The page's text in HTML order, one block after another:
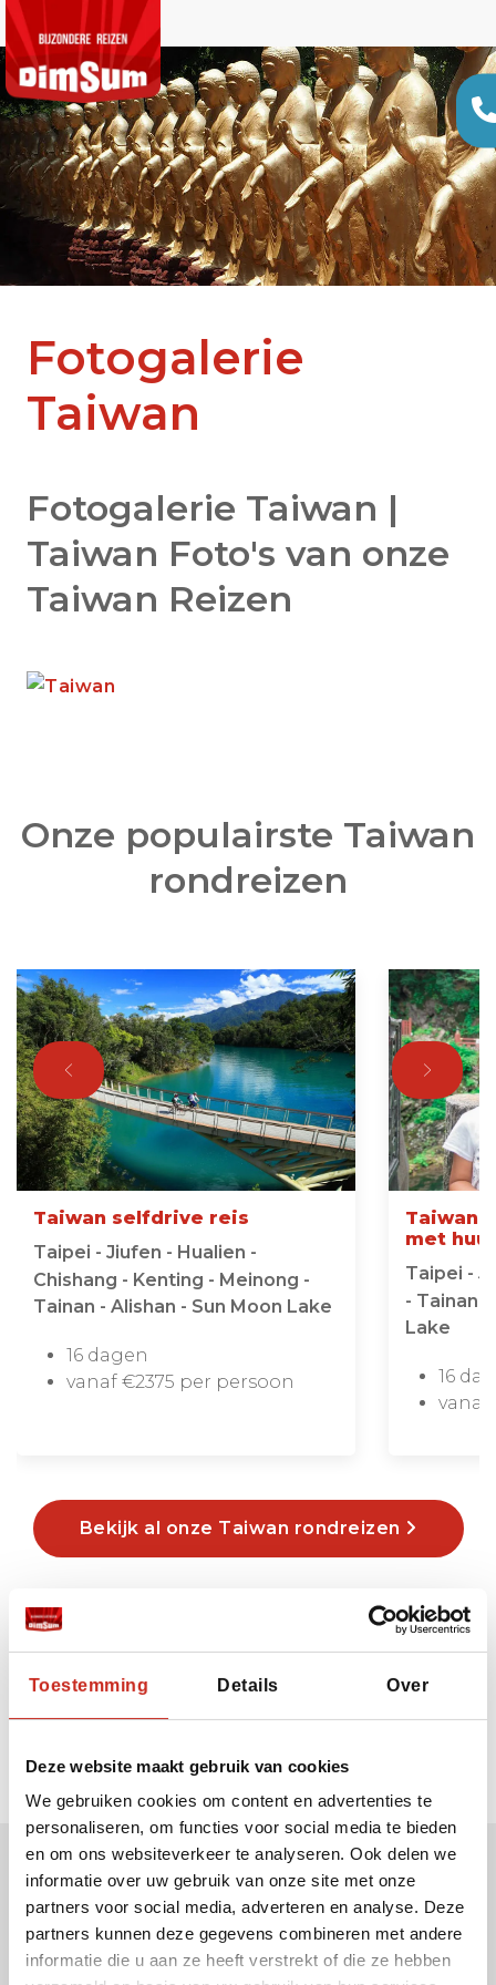
Toestemming Details Over
Deze website maakt gebruik van cookies
We gebruiken cookies om content en advertenties te
personaliseren, om functies voor social media te bieden
en om ons websiteverkeer te analyseren. Ook delen we
informatie over uw gebruik van onze site met onze
partners voor social media, adverteren en analyse. Deze
partners kunnen deze gegevens combineren met andere
informatie die u aan ze heeft verstrekt of die ze hebben
Fotogalerie
Taiwan
Fotogalerie Taiwan |
Taiwan Foto's van onze
Taiwan Reizen
Onze populairste Taiwan
rondreizen
Taiwan selfdrive reis
Taipei - Jiufen - Hualien -
Chishang - Kenting - Meinong -
Tainan - Alishan - Sun Moon Lake
16 dagen
vanaf €2375 per persoon
Taiwan
met
Taipei -
- Tainan -
Lake
16
vanaf
Bekijk al onze Taiwan rondreizen
Ontvang onze nieuwsbrief
Uw e-mail adres: